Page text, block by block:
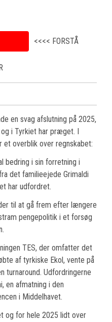
<<<< FORSTÅ
en svag afslutning på 2025,
i Tyrkiet har præget. I
et overblik over regnskabet:
bedring i sin forretning i
det familieejede Grimaldi
har udfordret.
til at gå frem efter længere
pengepolitik i et forsøg
TES, der omfatter det
af tyrkiske Ekol, vente på
turnaround. Udfordringerne
en afmatning i den
i Middelhavet.
og for hele 2025 lidt over